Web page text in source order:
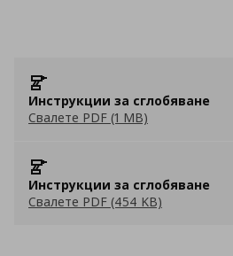
Инструкции за сглобяване
Свалете PDF (1 MB)
Инструкции за сглобяване
Свалете PDF (454 KB)